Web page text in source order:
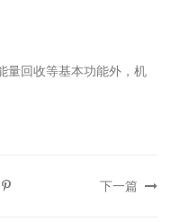
量回收等基本功能外，机
下一篇